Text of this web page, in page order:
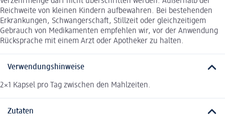
Reichweite von kleinen Kindern aufbewahren. Bei bestehenden
Erkrankungen, Schwangerschaft, Stillzeit oder gleichzeitigem
Gebrauch von Medikamenten empfehlen wir, vor der Anwendung
Rücksprache mit einem Arzt oder Apotheker zu halten.
Verwendungshinweise
2×1 Kapsel pro Tag zwischen den Mahlzeiten.
Zutaten